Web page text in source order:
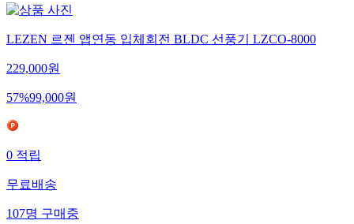
LEZEN 르젠 앱연동 입체회전 BLDC 선풍기 LZCO-8000
229,000원
57%99,000원
0적립
무료배송
107명구매중